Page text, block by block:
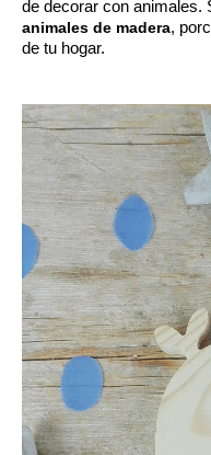
de decorar con animales.
animales de madera,
de tu hogar.